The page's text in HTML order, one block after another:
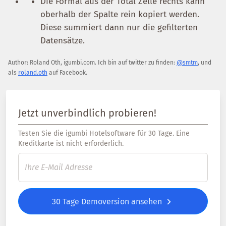
oberhalb der Spalte rein kopiert werden.
Diese summiert dann nur die gefilterten
Datensätze.
Author: Roland Oth, igumbi.com. Ich bin auf twitter zu finden: @smtm, und
als roland.oth auf Facebook.
Jetzt unverbindlich probieren!
Testen Sie die igumbi Hotelsoftware für 30 Tage. Eine
Kreditkarte ist nicht erforderlich.
30 Tage Demoversion ansehen